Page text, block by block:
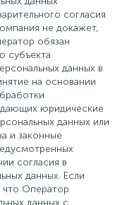
согласия
не докажет,
обязан
субъекта
данных в
на основании
юридические
данных или
и законные
согласия в
данных. Если
что Оператор
данных с